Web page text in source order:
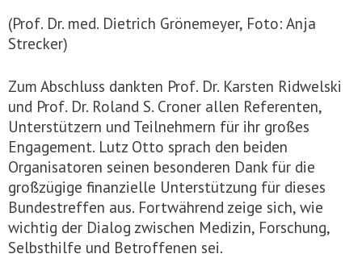
(Prof. Dr. med. Dietrich Grönemeyer, Foto: Anja
Strecker)
Zum Abschluss dankten Prof. Dr. Karsten Ridwelski
und Prof. Dr. Roland S. Croner allen Referenten,
Unterstützern und Teilnehmern für ihr großes
Engagement. Lutz Otto sprach den beiden
Organisatoren seinen besonderen Dank für die
großzügige finanzielle Unterstützung für dieses
Bundestreffen aus. Fortwährend zeige sich, wie
wichtig der Dialog zwischen Medizin, Forschung,
Selbsthilfe und Betroffenen sei.